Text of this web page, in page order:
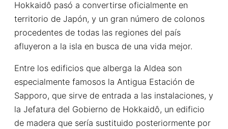
Hokkaidô pasó a convertirse oficialmente en
territorio de Japón, y un gran número de colonos
procedentes de todas las regiones del país
afluyeron a la isla en busca de una vida mejor.
Entre los edificios que alberga la Aldea son
especialmente famosos la Antigua Estación de
Sapporo, que sirve de entrada a las instalaciones, y
la Jefatura del Gobierno de Hokkaidô, un edificio
de madera que sería sustituido posteriormente por